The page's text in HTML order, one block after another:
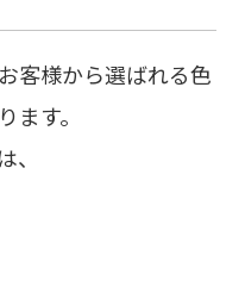
客様から選ばれる色
ます。